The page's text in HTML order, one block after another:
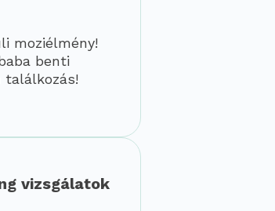
moziélmény!
benti
találkozás!
vizsgálatok